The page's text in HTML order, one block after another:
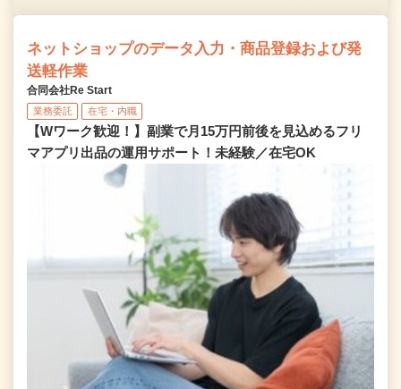
ネットショップのデータ入力・商品登録および発
送軽作業
合同会社Re Start
業務委託 在宅・内職
【Wワーク歓迎！】副業で月15万円前後を見込めるフリ
マアプリ出品の運用サポート！未経験／在宅OK